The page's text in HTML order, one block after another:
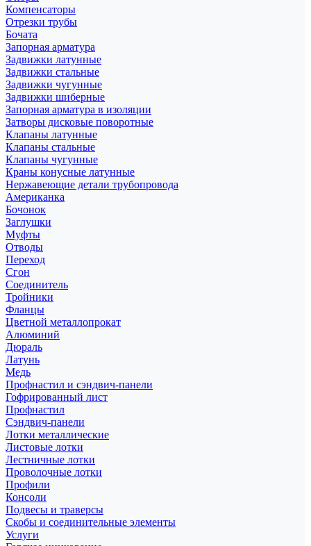
Компенсаторы
Отрезки трубы
Бочата
Запорная арматура
Задвижки латунные
Задвижки стальные
Задвижки чугунные
Задвижки шиберные
Запорная арматура в изоляции
Затворы дисковые поворотные
Клапаны латунные
Клапаны стальные
Клапаны чугунные
Краны конусные латунные
Нержавеющие детали трубопровода
Американка
Бочонок
Заглушки
Муфты
Отводы
Переход
Сгон
Соединитель
Тройники
Фланцы
Цветной металлопрокат
Алюминий
Дюраль
Латунь
Медь
Профнастил и сэндвич-панели
Гофрированный лист
Профнастил
Сэндвич-панели
Лотки металлические
Листовые лотки
Лестничные лотки
Проволочные лотки
Профили
Консоли
Подвесы и траверсы
Скобы и соединительные элементы
Услуги